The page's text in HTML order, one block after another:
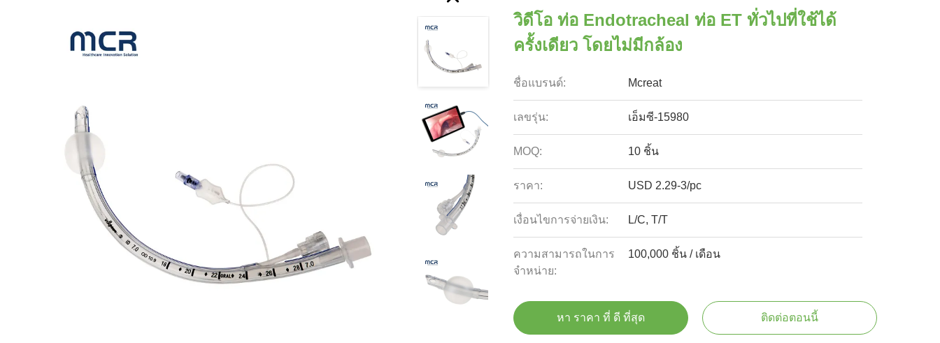
วิดีโอ ท่อ Endotracheal ท่อ ET ทั่วไปที่ใช้ได้
ครั้งเดียว โดยไม่มีกล้อง
ชื่อแบรนด์: Mcreat
เลขรุ่น: เอ็มซี-15980
MOQ: 10 ชิ้น
ราคา: USD 2.29-3/pc
เงื่อนไขการจ่ายเงิน: L/C, T/T
ความสามารถในการ
จําหน่าย:
100,000 ชิ้น / เดือน
หา ราคา ที่ ดี ที่สุด ติดต่อตอนนี้